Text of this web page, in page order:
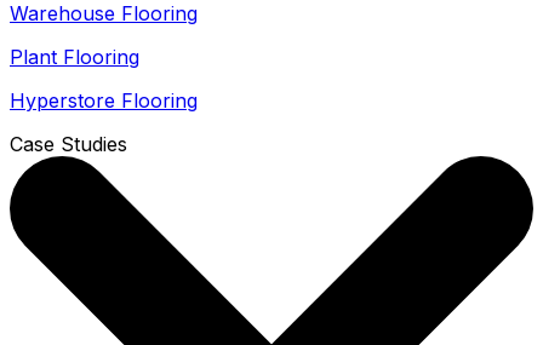
Warehouse Flooring
Plant Flooring
Hyperstore Flooring
Case Studies